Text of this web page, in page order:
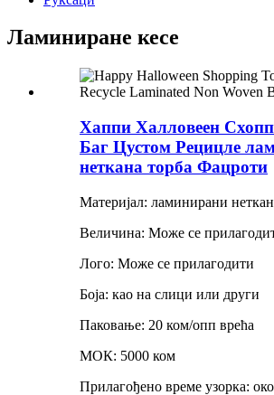
Ламиниране кесе
Хаппи Халловеен
Баг Цустом Рецицле
неткана торба Фацроти
Материјал: ламинирани
Величина: Може се
Лого: Може се прилагодити
Боја: као на слици или други
Паковање: 20 ком/опп врећа
МОК: 5000 ком
Прилагођено време узорка: